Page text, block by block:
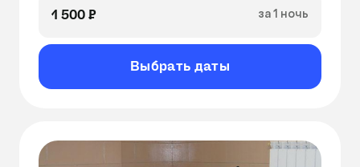
1 500 ₽ за 1 ночь
Выбрать даты